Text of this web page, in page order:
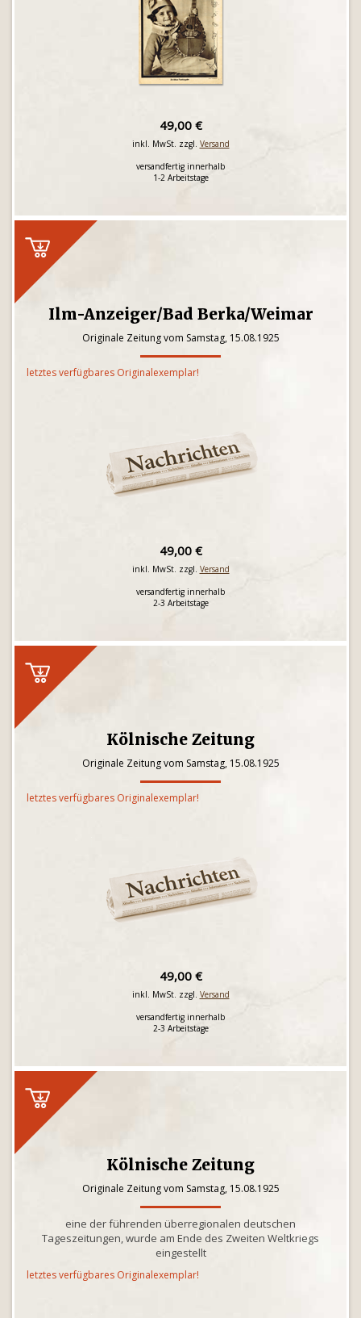
49,00 €
inkl. MwSt. zzgl. Versand
versandfertig innerhalb
1-2 Arbeitstage
Ilm-Anzeiger/Bad Berka/Weimar
Originale Zeitung vom Samstag, 15.08.1925
letztes verfügbares Originalexemplar!
49,00 €
inkl. MwSt. zzgl. Versand
versandfertig innerhalb
2-3 Arbeitstage
Kölnische Zeitung
Originale Zeitung vom Samstag, 15.08.1925
letztes verfügbares Originalexemplar!
49,00 €
inkl. MwSt. zzgl. Versand
versandfertig innerhalb
2-3 Arbeitstage
Kölnische Zeitung
Originale Zeitung vom Samstag, 15.08.1925
eine der führenden überregionalen deutschen
Tageszeitungen, wurde am Ende des Zweiten Weltkriegs
eingestellt
letztes verfügbares Originalexemplar!